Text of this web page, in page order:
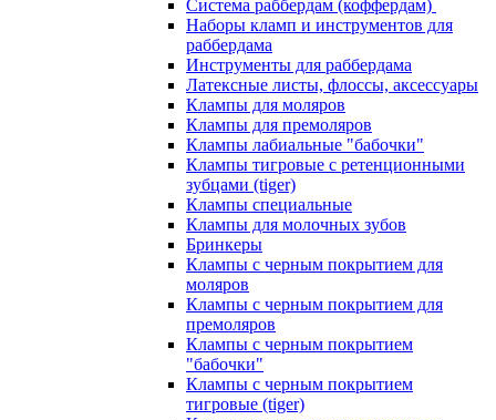
Система раббердам (коффердам)
Наборы кламп и инструментов для
раббердама
Инструменты для раббердама
Латексные листы, флоссы, аксессуары
Клампы для моляров
Клампы для премоляров
Клампы лабиальные "бабочки"
Клампы тигровые с ретенционными
зубцами (tiger)
Клампы специальные
Клампы для молочных зубов
Бринкеры
Клампы с черным покрытием для
моляров
Клампы с черным покрытием для
премоляров
Клампы с черным покрытием
"бабочки"
Клампы с черным покрытием
тигровые (tiger)